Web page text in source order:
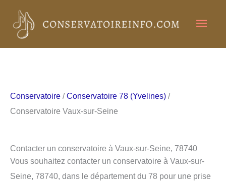
contenu
Conservatoire /Conservatoire 78 (Yvelines) /
Conservatoire Vaux-sur-Seine
Contacter un conservatoire à Vaux-sur-Seine, 78740
Vous souhaitez contacter un conservatoire à Vaux-sur-
Seine, 78740, dans le département du 78 pour une prise